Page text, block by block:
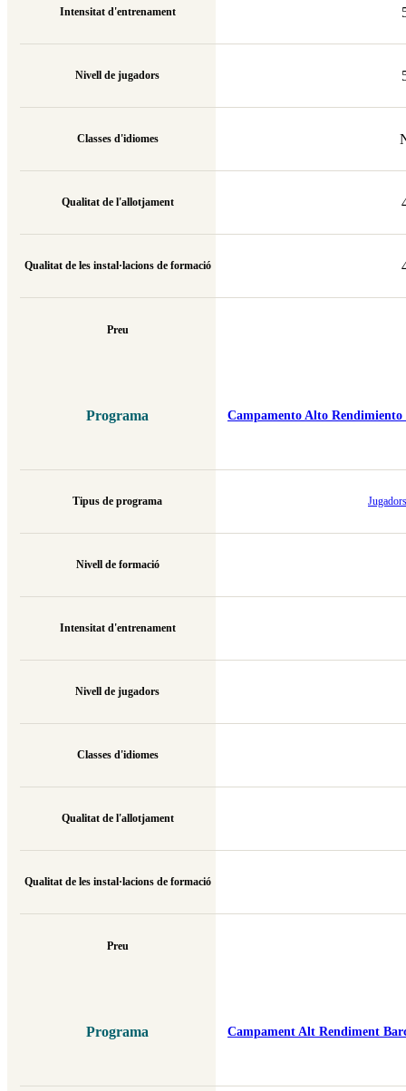
Intensitat d'entrenament
Nivell de jugadors
Classes d'idiomes
Qualitat de l'allotjament
Qualitat de les instal·lacions de formació
Preu
Programa
Tipus de programa
Nivell de formació
Intensitat d'entrenament
Nivell de jugadors
Classes d'idiomes
Qualitat de l'allotjament
Qualitat de les instal·lacions de formació
Preu
Campamento Alto Rendimiento
Programa Campament Alt Rendiment